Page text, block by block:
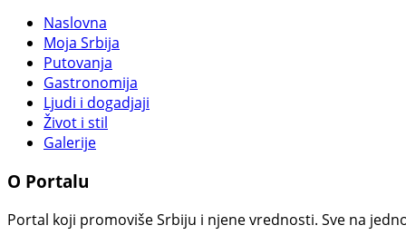
Naslovna
Moja Srbija
Putovanja
Gastronomija
Ljudi i dogadjaji
Život i stil
Galerije
O Portalu
Portal koji promoviše Srbiju i njene vrednosti. Sve na